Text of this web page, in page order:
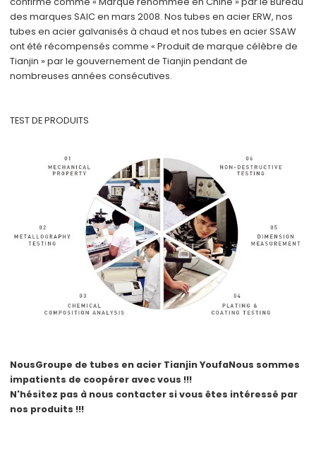
des marques SAIC en mars 2008. Nos tubes en acier ERW, nos
tubes en acier galvanisés à chaud et nos tubes en acier SSAW
ont été récompensés comme « Produit de marque célèbre de
Tianjin » par le gouvernement de Tianjin pendant de
nombreuses années consécutives.
TEST DE PRODUITS
NousGroupe de tubes en acier Tianjin YoufaNous sommes
impatients de coopérer avec vous !!!
N'hésitez pas à nous contacter si vous êtes intéressé par
nos produits !!!